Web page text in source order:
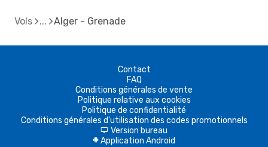
Vols Alger - Grenade
Contact
FAQ
Conditions générales de vente
Politique relative aux cookies
Politique de confidentialité
Conditions générales d'utilisation des codes promotionnels
d Version bureau
A Application Android